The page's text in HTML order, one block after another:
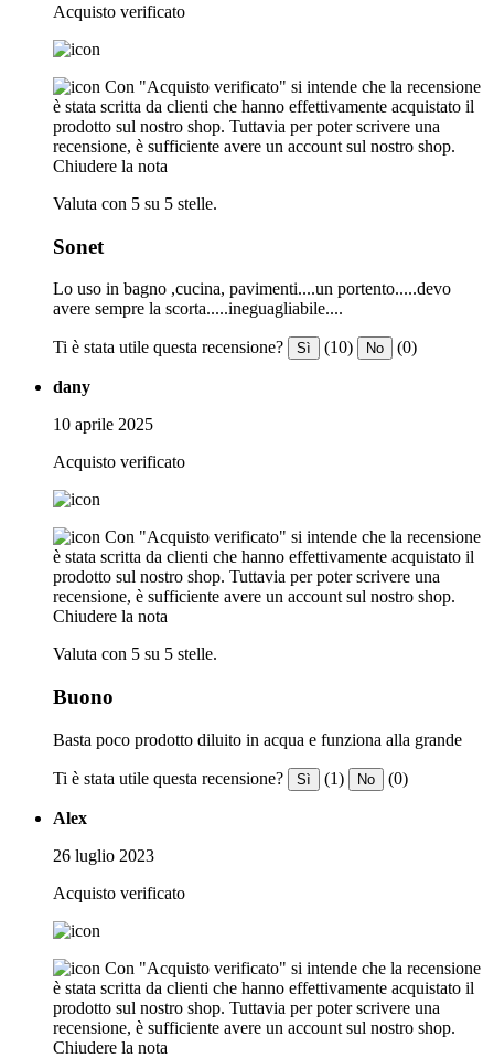
Acquisto verificato
Con "Acquisto verificato" si intende che la recensione
è stata scritta da clienti che hanno effettivamente acquistato il
prodotto sul nostro shop. Tuttavia per poter scrivere una
recensione, è sufficiente avere un account sul nostro shop.
Chiudere la nota
Valuta con 5 su 5 stelle.
Sonet
Lo uso in bagno ,cucina, pavimenti....un portento.....devo
avere sempre la scorta.....ineguagliabile....
Ti è stata utile questa recensione? Sì (10) No (0)
dany
10 aprile 2025
Acquisto verificato
Con "Acquisto verificato" si intende che la recensione
è stata scritta da clienti che hanno effettivamente acquistato il
prodotto sul nostro shop. Tuttavia per poter scrivere una
recensione, è sufficiente avere un account sul nostro shop.
Chiudere la nota
Valuta con 5 su 5 stelle.
Buono
Basta poco prodotto diluito in acqua e funziona alla grande
Ti è stata utile questa recensione? Sì (1) No (0)
Alex
26 luglio 2023
Acquisto verificato
Con "Acquisto verificato" si intende che la recensione
è stata scritta da clienti che hanno effettivamente acquistato il
prodotto sul nostro shop. Tuttavia per poter scrivere una
recensione, è sufficiente avere un account sul nostro shop.
Chiudere la nota